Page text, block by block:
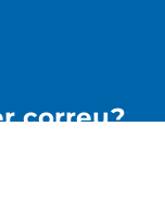
correu?